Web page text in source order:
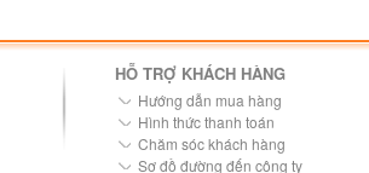
HỖ TRỢ KHÁCH HÀNG
Hướng dẫn mua hàng
Hình thức thanh toán
Chăm sóc khách hàng
Sơ đồ đường đến công ty